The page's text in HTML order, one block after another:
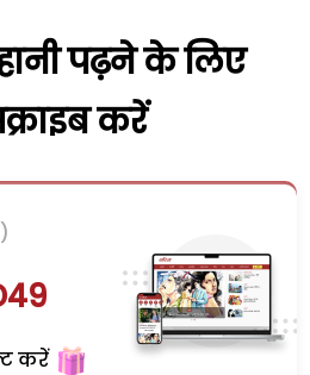
पढ़ने के लिए
करें
करें